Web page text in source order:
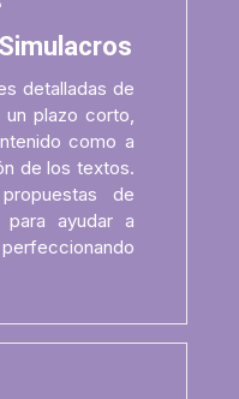
detalladas de
plazo corto,
como a
de los textos.
de
para ayudar a